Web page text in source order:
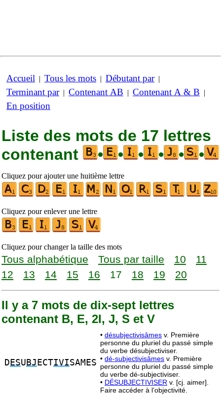
Accueil | Tous les mots | Débutant par|
Terminant par| Contenant AB | Contenant A & B |
En position
Liste des mots de 17 lettres
contenant
• • • • • •
Cliquez pour ajouter une huitième lettre
Cliquez pour enlever une lettre
Cliquez pour changer la taille des mots
Tous alphabétique Tous par taille 10
11
12
13 14 15 16 17 18 19 20
Il y a 7 mots de dix-sept lettres
contenant B, E, 2I, J, S et V
D ESU BJ ECTIVISAMES
• désubjectivisâmes v. Première
personne du pluriel du passé simple
du verbe désubjectiviser.
• dé-subjectivisâmes v. Première
personne du pluriel du passé simple
du verbe dé-subjectiviser.
• DÉSUBJECTIVISER v. [cj. aimer].
Faire accéder à l’objectivité.